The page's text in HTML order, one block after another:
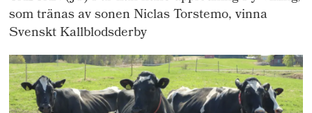
som tränas av sonen Niclas Torstemo, vinna
Svenskt Kallblodsderby